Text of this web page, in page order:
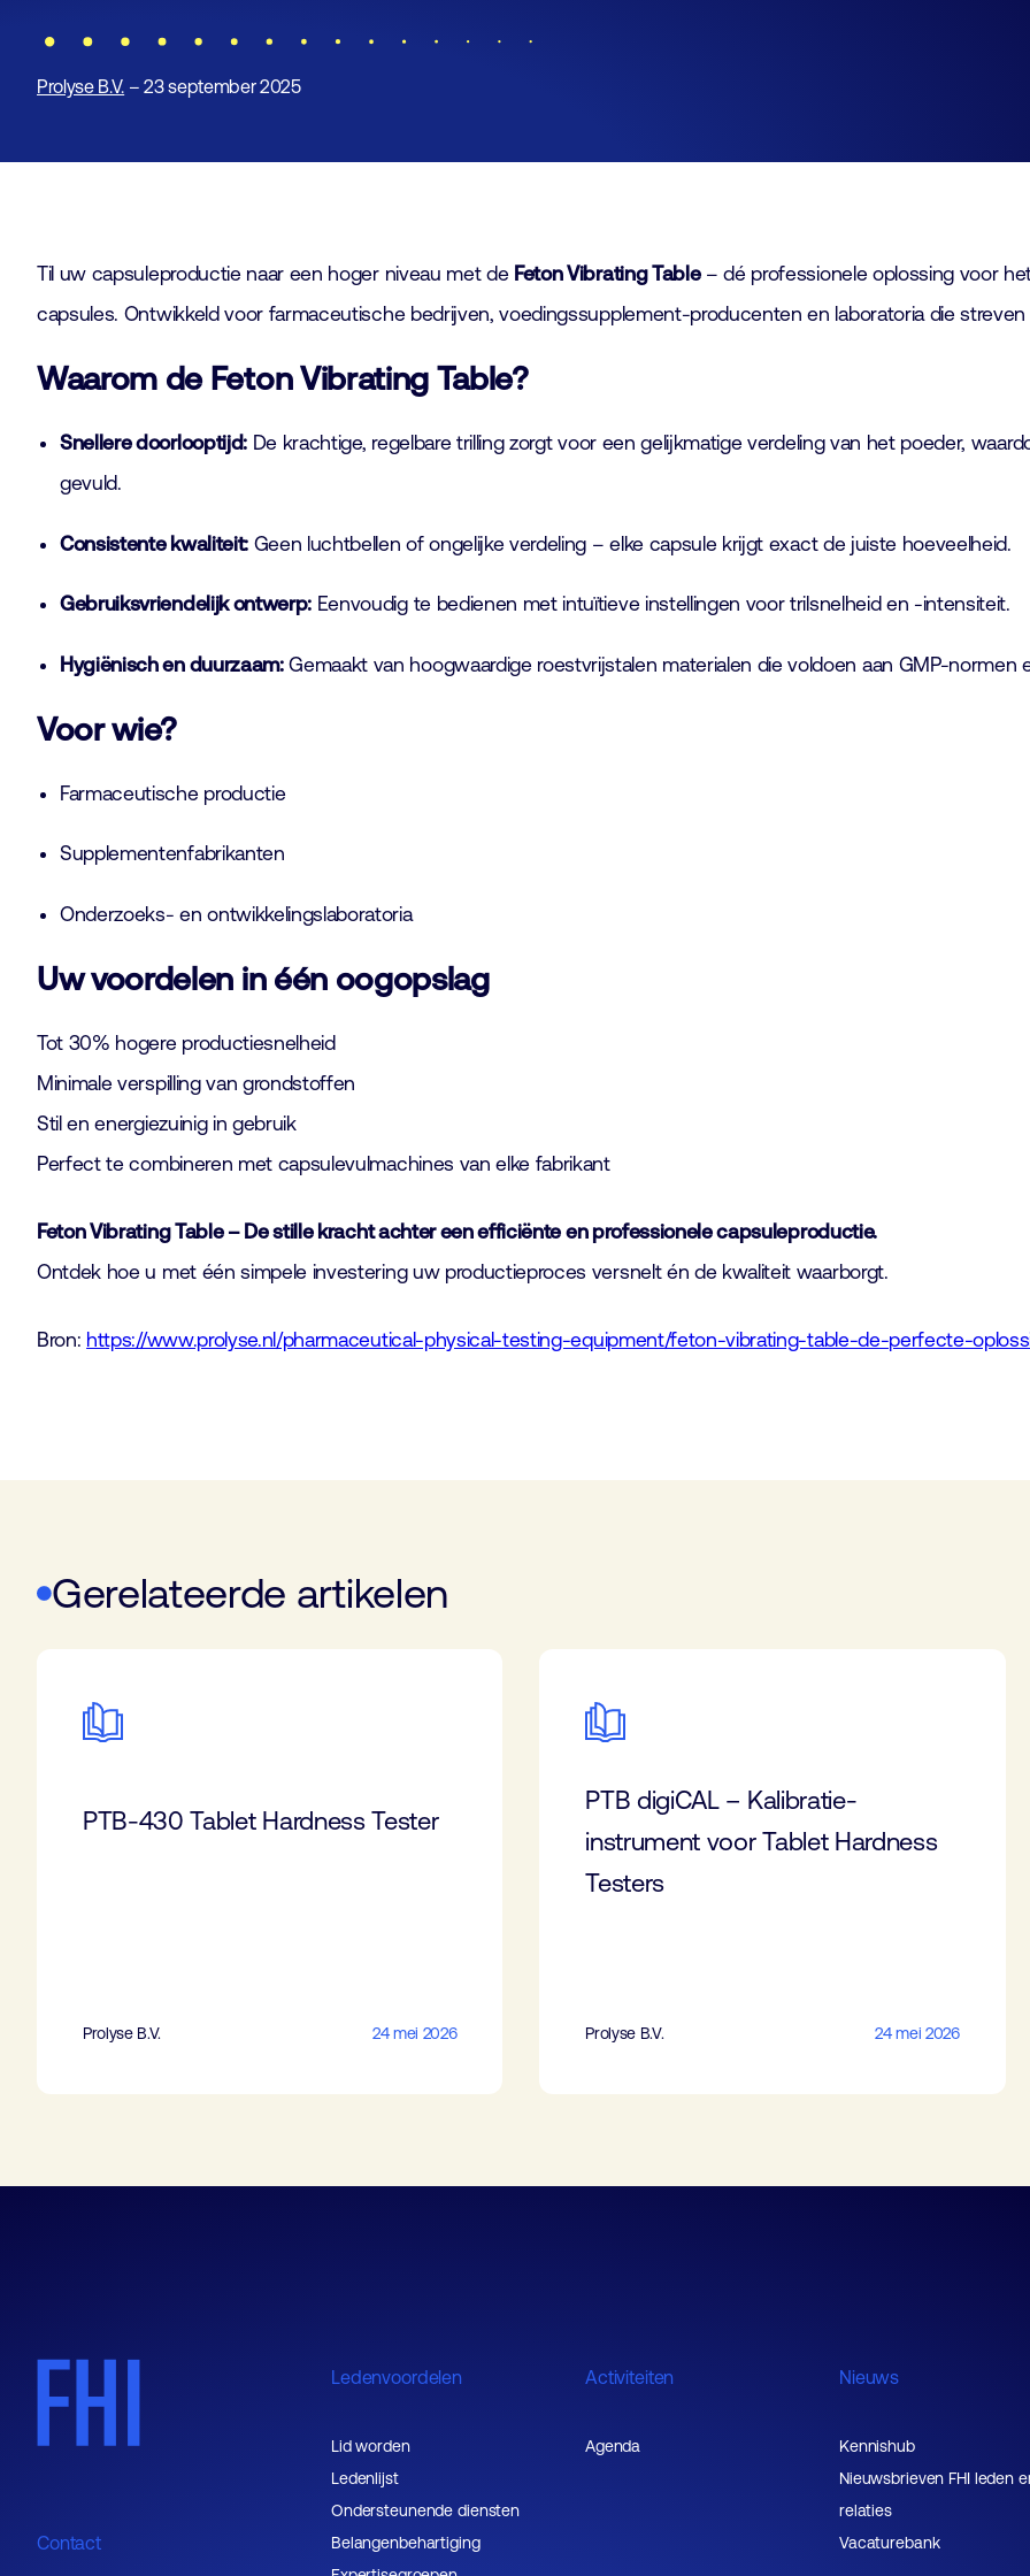
Prolyse B.V. – 23 september 2025
Til uw capsuleproductie naar een hoger niveau met de Feton Vibrating Table– dé professionele oplossing voor
capsules. Ontwikkeld voor farmaceutische bedrijven, voedingssupplement-producenten en laboratoria die streven
Waarom de Feton Vibrating Table?
Snellere doorlooptijd:De krachtige, regelbare trilling zorgt voor een gelijkmatige verdeling van het poeder,
gevuld.
Consistente kwaliteit:Geen luchtbellen of ongelijke verdeling – elke capsule krijgt exact de juiste hoeveelheid.
Gebruiksvriendelijk ontwerp: Eenvoudig te bedienen met intuïtieve instellingen voor trilsnelheid en -intensiteit.
Hygiënisch en duurzaam:Gemaakt van hoogwaardige roestvrijstalen materialen die voldoen aan GMP-normen
Voor wie?
Farmaceutische productie
Supplementenfabrikanten
Onderzoeks- en ontwikkelingslaboratoria
Uw voordelen in één oogopslag
Tot 30% hogere productiesnelheid
Minimale verspilling van grondstoffen
Stil en energiezuinig in gebruik
Perfect te combineren met capsulevulmachines van elke fabrikant
Feton Vibrating Table – De stille kracht achter een efficiënte en professionele capsuleproductie.
Ontdek hoe u met één simpele investering uw productieproces versnelt én de kwaliteit waarborgt.
Bron: https://www.prolyse.nl/pharmaceutical-physical-testing-equipment/feton-vibrating-table-de-perfecte-
Gerelateerde artikelen
PTB-430 Tablet Hardness Tester
Prolyse B.V. 24 mei 2026
PTB digiCAL – Kalibratie-
instrument voor Tablet Hardness
Testers
Prolyse B.V. 24 mei 2026
Contact
Ledenvoordelen
Lid worden
Ledenlijst
Ondersteunende diensten
Belangenbehartiging
Activiteiten
Agenda
Nieuws
Kennishub
Nieuwsbrieven FHI leden
relaties
Vacaturebank